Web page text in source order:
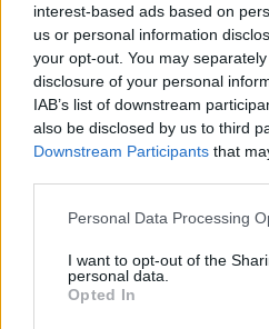
interest-based ads based on
us or personal information
your opt-out. You may
disclosure of your personal
IAB’s list of downstream
also be disclosed by us to third
Downstream Participants that
Please note that this website/
not limited to your visit or usage
grant or deny consent to Google
use your data for below
Personal Data Processing
I want to opt-out of the
personal data.
Opted In
Paks II.: Mit
mérföldköve
árnyékában?
Helyi hírek